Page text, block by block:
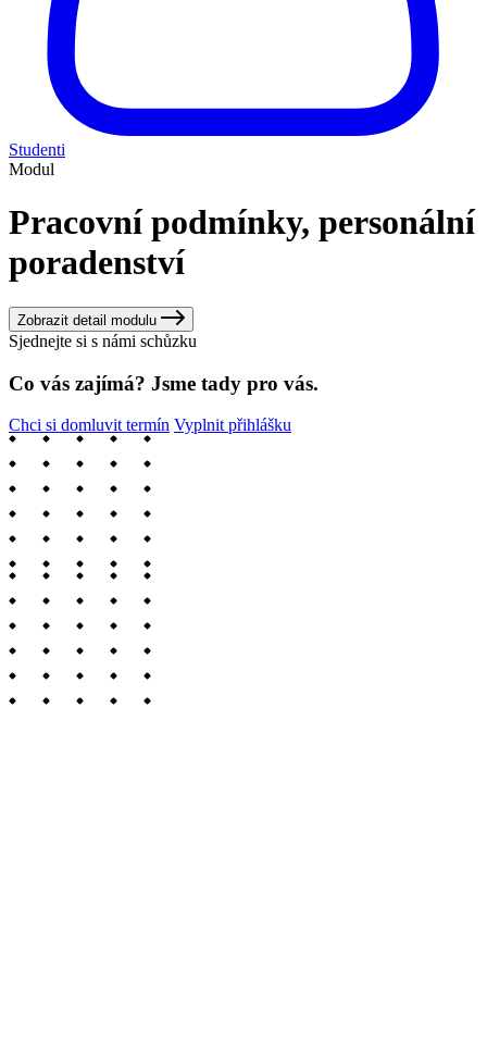
Studenti
Modul
Pracovní podmínky, personální
poradenství
Zobrazit detail modulu
Sjednejte si s námi schůzku
Co vás zajímá? Jsme tady pro vás.
Chci si domluvit termín Vyplnit přihlášku